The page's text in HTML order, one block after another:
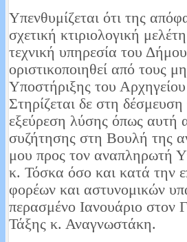
Υπενθυμίζεται ότι της
σχετική κτιριολογική
τεχνική υπηρεσία του
οριστικοποιηθεί από τους
Υποστήριξης του
Στηρίζεται δε στη
εξεύρεση λύσης όπως
συζήτησης στη Βουλή της
μου προς τον αναπληρωτή
κ. Τόσκα όσο και κατά την
φορέων και αστυνομικών
περασμένο Ιανουάριο στον
Τάξης κ. Αναγνωστάκη.